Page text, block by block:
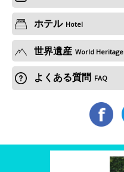
ホテル Hotel
世界遺産 World Heritage
よくある質問 FAQ